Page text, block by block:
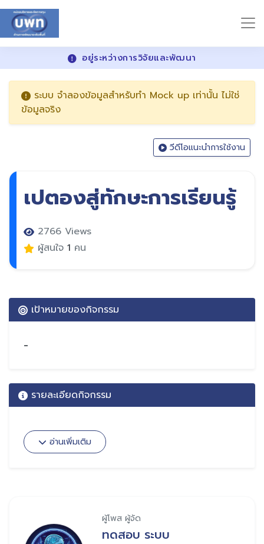
อยู่ระหว่างการวิจัยและพัฒนา
ระบบ จำลองข้อมูลสำหรับทำ Mock up เท่านั้น ไม่ใช่
ข้อมูลจริง
วีดีโอแนะนำการใช้งาน
เปตองสู่ทักษะการเรียนรู้
2766 Views
ผู้สนใจ 1 คน
เป้าหมายของกิจกรรม
-
รายละเอียดกิจกรรม
อ่านเพิ่มเติม
ผู้โพส ผู้จัด
ทดสอบ ระบบ